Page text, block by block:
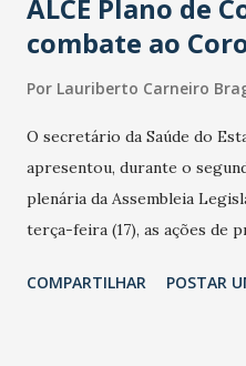
ALCE Plano de
combate ao
Por Lauriberto Carneiro
O secretário da Saúde do
apresentou, durante o
plenária da Assembleia
terça-feira (17), as ações de
adotadas pelo Governo do
COMPARTILHAR POSTAR